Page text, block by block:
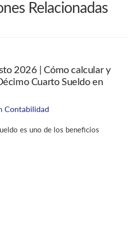
Relacionadas
2026 | Cómo calcular y
Cuarto Sueldo en
Contabilidad
es uno de los beneficios